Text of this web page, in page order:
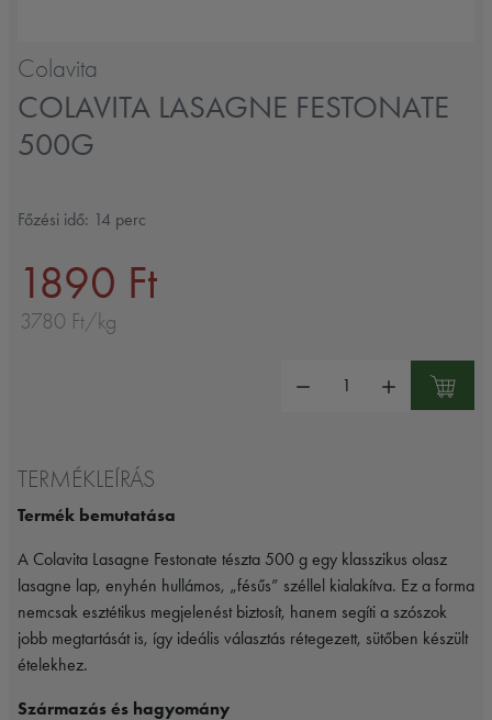
Colavita
COLAVITA LASAGNE FESTONATE
500G
Főzési idő: 14 perc
1890 Ft
3780 Ft/kg
TERMÉKLEÍRÁS
Termék bemutatása
A Colavita Lasagne Festonate tészta 500 g egy klasszikus olasz
lasagne lap, enyhén hullámos, „fésűs” széllel kialakítva. Ez a forma
nemcsak esztétikus megjelenést biztosít, hanem segíti a szószok
jobb megtartását is, így ideális választás rétegezett, sütőben készült
ételekhez.
Származás és hagyomány